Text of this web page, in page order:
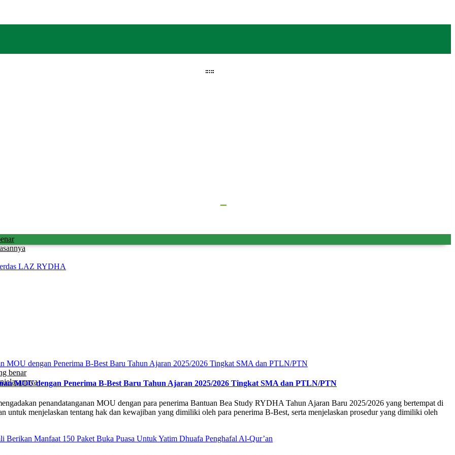
benar
LAZ RYDHA
MOU dengan Penerima B-Best Baru Tahun Ajaran 2025/2026 Tingkat SMA dan PTLN/PTN
penandatanganan MOU dengan para penerima Bantuan Bea Study RYDHA Tahun Ajaran Baru 2025/2026 yang bertempat di
menjelaskan tentang hak dan kewajiban yang dimiliki oleh para penerima B-Best, serta menjelaskan prosedur yang dimiliki oleh